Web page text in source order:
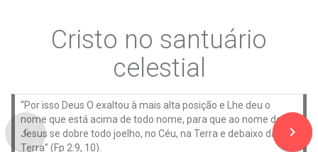
navigate_before
Cristo no santuário
celestial
“Por isso Deus O exaltou à mais alta posição e Lhe deu o
nome que está acima de todo nome, para que ao nome de
Jesus se dobre todo joelho, no Céu, na Terra e debaixo da
Terra” (Fp 2:9, 10).
navigate_next